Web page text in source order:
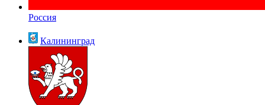
Россия
Калининград